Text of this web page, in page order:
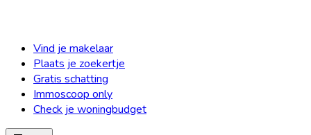
Vind je makelaar
Plaats je zoekertje
Gratis schatting
Immoscoop only
Check je woningbudget